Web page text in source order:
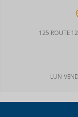
125 ROUTE
LUN-